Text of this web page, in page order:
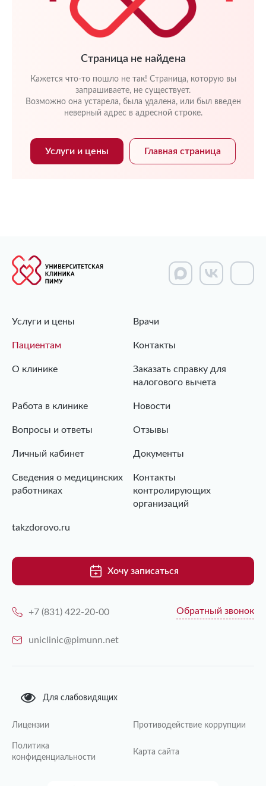
Страница не найдена
Кажется что-то пошло не так! Страница, которую вы
запрашиваете, не существует.
Возможно она устарела, была удалена, или был введен
неверный адрес в адресной строке.
Услуги и цены Главная страница
Услуги и цены Врачи
Пациентам Контакты
О клинике
Заказать справку для
налогового вычета
Работа в клинике Новости
Вопросы и ответы Отзывы
Личный кабинет Документы
Сведения о медицинских
работниках
Контакты
контролирующих
организаций
takzdorovo.ru
Хочу записаться
+7 (831) 422-20-00 Обратный звонок
uniclinic@pimunn.net
Для слабовидящих
Лицензии Противодействие коррупции
Политика
конфиденциальности
Карта сайта